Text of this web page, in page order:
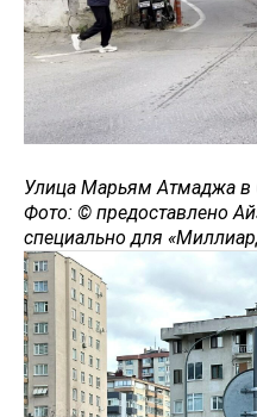
Улица Марьям Атмаджа в
Фото: © предоставлено
специально для